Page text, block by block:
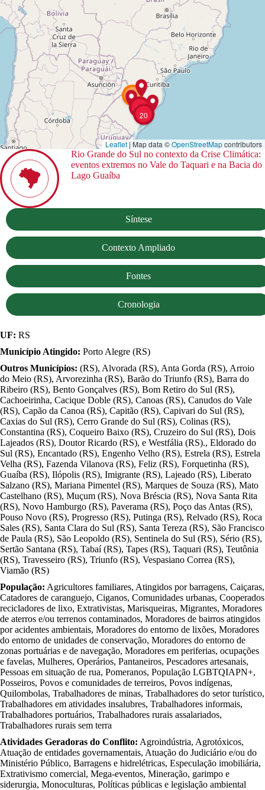
3
20
39
Leaflet | Map data ©OpenStreetMapcontributors
Rio Grande do Sul no contexto da Crise Climática:
eventos extremos no Vale do Taquari e na Bacia do
Lago Guaíba
Síntese
Contexto Ampliado
Fontes
Cronologia
UF: RS
Município Atingido: Porto Alegre (RS)
Outros Municípios: (RS), Alvorada (RS), Anta Gorda (RS), Arroio
do Meio (RS), Arvorezinha (RS), Barão do Triunfo (RS), Barra do
Ribeiro (RS), Bento Gonçalves (RS), Bom Retiro do Sul (RS),
Cachoeirinha, Cacique Doble (RS), Canoas (RS), Canudos do Vale
(RS), Capão da Canoa (RS), Capitão (RS), Capivari do Sul (RS),
Caxias do Sul (RS), Cerro Grande do Sul (RS), Colinas (RS),
Constantina (RS), Coqueiro Baixo (RS), Cruzeiro do Sul (RS), Dois
Lajeados (RS), Doutor Ricardo (RS), e Westfália (RS)., Eldorado do
Sul (RS), Encantado (RS), Engenho Velho (RS), Estrela (RS), Estrela
Velha (RS), Fazenda Vilanova (RS), Feliz (RS), Forquetinha (RS),
Guaíba (RS), Ilópolis (RS), Imigrante (RS), Lajeado (RS), Liberato
Salzano (RS), Mariana Pimentel (RS), Marques de Souza (RS), Mato
Castelhano (RS), Muçum (RS), Nova Bréscia (RS), Nova Santa Rita
(RS), Novo Hamburgo (RS), Paverama (RS), Poço das Antas (RS),
Pouso Novo (RS), Progresso (RS), Putinga (RS), Relvado (RS), Roca
Sales (RS), Santa Clara do Sul (RS), Santa Tereza (RS), São Francisco
de Paula (RS), São Leopoldo (RS), Sentinela do Sul (RS), Sério (RS),
Sertão Santana (RS), Tabaí (RS), Tapes (RS), Taquari (RS), Teutônia
(RS), Travesseiro (RS), Triunfo (RS), Vespasiano Correa (RS),
Viamão (RS)
População: Agricultores familiares, Atingidos por barragens, Caiçaras,
Catadores de caranguejo, Ciganos, Comunidades urbanas, Cooperados
recicladores de lixo, Extrativistas, Marisqueiras, Migrantes, Moradores
de aterros e/ou terrenos contaminados, Moradores de bairros atingidos
por acidentes ambientais, Moradores do entorno de lixões, Moradores
do entorno de unidades de conservação, Moradores do entorno de
zonas portuárias e de navegação, Moradores em periferias, ocupações
e favelas, Mulheres, Operários, Pantaneiros, Pescadores artesanais,
Pessoas em situação de rua, Pomeranos, População LGBTQIAPN+,
Posseiros, Povos e comunidades de terreiros, Povos indígenas,
Quilombolas, Trabalhadores de minas, Trabalhadores do setor turístico,
Trabalhadores em atividades insalubres, Trabalhadores informais,
Trabalhadores portuários, Trabalhadores rurais assalariados,
Trabalhadores rurais sem terra
Atividades Geradoras do Conflito: Agroindústria, Agrotóxicos,
Atuação de entidades governamentais, Atuação do Judiciário e/ou do
Ministério Público, Barragens e hidrelétricas, Especulação imobiliária,
Extrativismo comercial, Mega-eventos, Mineração, garimpo e
siderurgia, Monoculturas, Políticas públicas e legislação ambiental